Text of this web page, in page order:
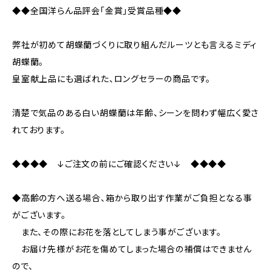
◆◆全国洋らん品評会「金賞」受賞品種◆◆
弊社が初めて胡蝶蘭づくりに取り組んだルーツとも言えるミディ
胡蝶蘭。
皇室献上品にも選ばれた、ロングセラーの商品です。
清楚で気品のある白い胡蝶蘭は年齢、シーンを問わず幅広く愛さ
れております。
◆◆◆◆ ↓ご注文の前にご確認ください↓ ◆◆◆◆
◆高齢の方へ送る場合、箱から取り出す作業がご負担となる事
がございます。
また、その際にお花を落としてしまう事がございます。
お届け先様がお花を傷めてしまった場合の補償はできません
ので、